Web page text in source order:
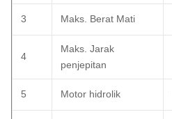
3 Maks. Berat Mati
4
Maks. Jarak
penjepitan
5 Motor hidrolik